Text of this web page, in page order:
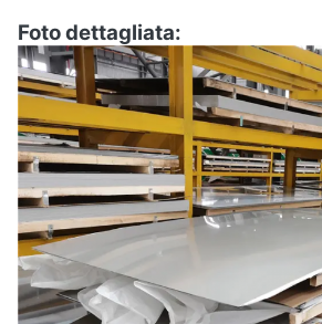
Foto dettagliata: